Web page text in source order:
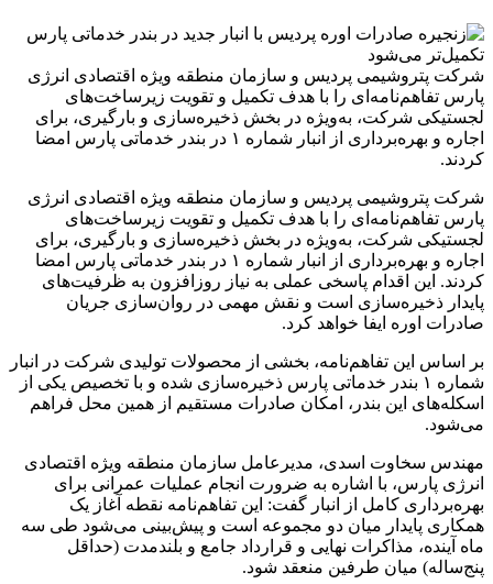
بندر
خدماتی
تکمیل‌تر
می‌شود
شرکت پتروشیمی پردیس و سازمان منطقه ویژه اقتصادی انرژی
پارس تفاهم‌نامه‌ای را با هدف تکمیل و تقویت زیرساخت‌های
لجستیکی شرکت، به‌ویژه در بخش ذخیره‌سازی و بارگیری، برای
اجاره و بهره‌برداری از انبار شماره ۱ در بندر خدماتی پارس امضا
کردند.
شرکت پتروشیمی پردیس و سازمان منطقه ویژه اقتصادی انرژی
پارس تفاهم‌نامه‌ای را با هدف تکمیل و تقویت زیرساخت‌های
لجستیکی شرکت، به‌ویژه در بخش ذخیره‌سازی و بارگیری، برای
اجاره و بهره‌برداری از انبار شماره ۱ در بندر خدماتی پارس امضا
کردند. این اقدام پاسخی عملی به نیاز روزافزون به ظرفیت‌های
پایدار ذخیره‌سازی است و نقش مهمی در روان‌سازی جریان
صادرات اوره ایفا خواهد کرد.
بر اساس این تفاهم‌نامه، بخشی از محصولات تولیدی شرکت در انبار
شماره ۱ بندر خدماتی پارس ذخیره‌سازی شده و با تخصیص یکی از
اسکله‌های این بندر، امکان صادرات مستقیم از همین محل فراهم
می‌شود.
مهندس سخاوت اسدی، مدیرعامل سازمان منطقه ویژه اقتصادی
انرژی پارس، با اشاره به ضرورت انجام عملیات عمرانی برای
بهره‌برداری کامل از انبار گفت: این تفاهم‌نامه نقطه آغاز یک
همکاری پایدار میان دو مجموعه است و پیش‌بینی می‌شود طی سه
ماه آینده، مذاکرات نهایی و قرارداد جامع و بلندمدت (حداقل
پنج‌ساله) میان طرفین منعقد شود.